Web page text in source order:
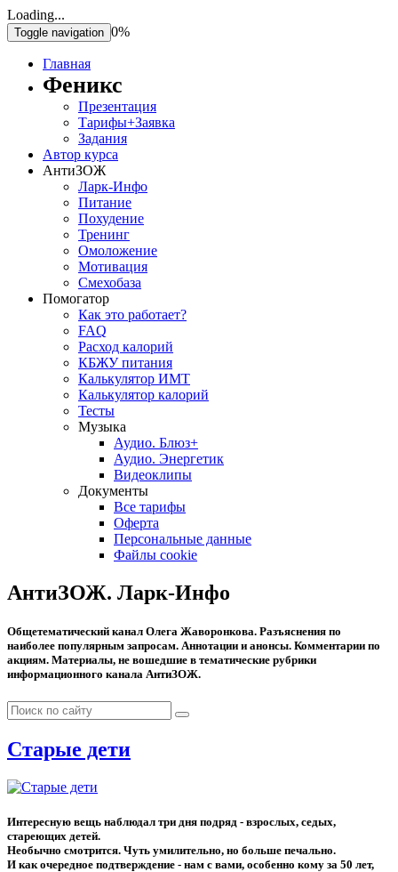
Loading...
Toggle navigation 0%
Главная
Феникс
Презентация
Тарифы+Заявка
Задания
Автор курса
АнтиЗОЖ
Ларк-Инфо
Питание
Похудение
Тренинг
Омоложение
Мотивация
Смехобаза
Помогатор
Как это работает?
FAQ
Расход калорий
КБЖУ питания
Калькулятор ИМТ
Калькулятор калорий
Тесты
Музыка
Аудио. Блюз+
Аудио. Энергетик
Видеоклипы
Документы
Все тарифы
Оферта
Персональные данные
Файлы cookie
АнтиЗОЖ. Ларк-Инфо
Общетематический канал Олега Жаворонкова. Разъяснения по
наиболее популярным запросам. Аннотации и анонсы. Комментарии по
акциям. Материалы, не вошедшие в тематические рубрики
информационного канала АнтиЗОЖ.
Старые дети
Интересную вещь наблюдал три дня подряд - взрослых, седых,
стареющих детей.
Необычно смотрится. Чуть умилительно, но больше печально.
И как очередное подтверждение - нам с вами, особенно кому за 50 лет,